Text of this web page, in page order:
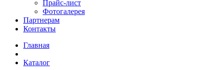
Прайс-лист
Фотогалерея
Партнерам
Контакты
Главная
Каталог